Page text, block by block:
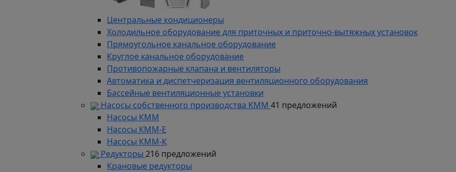
Центральные кондиционеры
Холодильное оборудование для приточных и приточно-вытяжных установок
Прямоугольное канальное оборудование
Круглое канальное оборудование
Противопожарные клапана и вентиляторы
Автоматика и диспетчеризация вентиляционного оборудования
Бассейные вентиляционные установки
Насосы собственного производства KMM 41 предложений
Насосы КММ
Насосы КММ-Е
Насосы КММ-К
Редукторы 216 предложений
Крановые редукторы